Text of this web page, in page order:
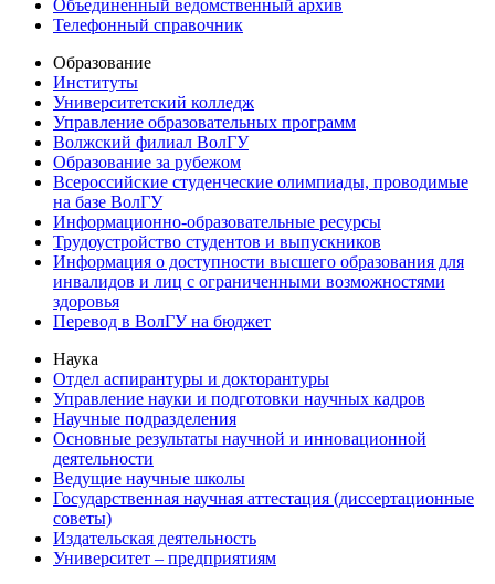
Объединенный ведомственный архив
Телефонный справочник
Образование
Институты
Университетский колледж
Управление образовательных программ
Волжский филиал ВолГУ
Образование за рубежом
Всероссийские студенческие олимпиады, проводимые
на базе ВолГУ
Информационно-образовательные ресурсы
Трудоустройство студентов и выпускников
Информация о доступности высшего образования для
инвалидов и лиц с ограниченными возможностями
здоровья
Перевод в ВолГУ на бюджет
Наука
Отдел аспирантуры и докторантуры
Управление науки и подготовки научных кадров
Научные подразделения
Основные результаты научной и инновационной
деятельности
Ведущие научные школы
Государственная научная аттестация (диссертационные
советы)
Издательская деятельность
Университет – предприятиям